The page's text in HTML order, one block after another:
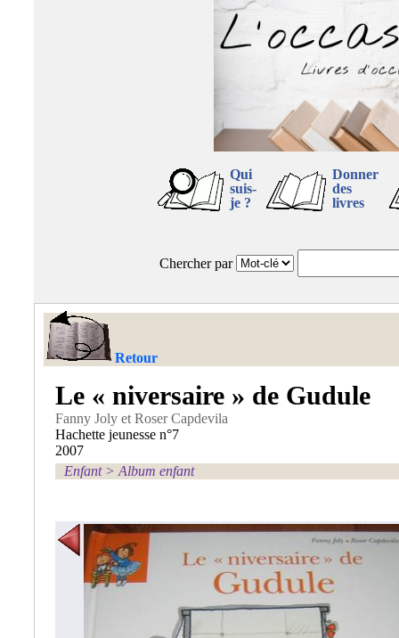
Qui
suis-
je ?
Donner
des
livres
Chercher par
Retour
Le « niversaire » de Gudule
Fanny Joly et Roser Capdevila
Hachette jeunesse n°7
2007
Enfant> Album enfant